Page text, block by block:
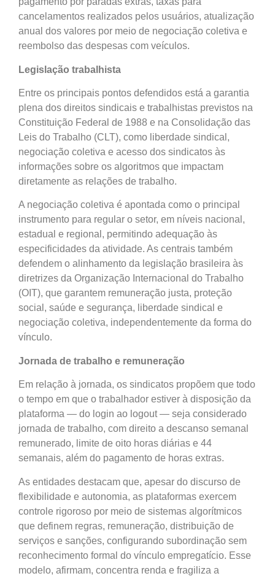
cancelamentos realizados pelos usuários, atualização
anual dos valores por meio de negociação coletiva e
reembolso das despesas com veículos.
Legislação trabalhista
Entre os principais pontos defendidos está a garantia
plena dos direitos sindicais e trabalhistas previstos na
Constituição Federal de 1988 e na Consolidação das
Leis do Trabalho (CLT), como liberdade sindical,
negociação coletiva e acesso dos sindicatos às
informações sobre os algoritmos que impactam
diretamente as relações de trabalho.
A negociação coletiva é apontada como o principal
instrumento para regular o setor, em níveis nacional,
estadual e regional, permitindo adequação às
especificidades da atividade. As centrais também
defendem o alinhamento da legislação brasileira às
diretrizes da Organização Internacional do Trabalho
(OIT), que garantem remuneração justa, proteção
social, saúde e segurança, liberdade sindical e
negociação coletiva, independentemente da forma do
vínculo.
Jornada de trabalho e remuneração
Em relação à jornada, os sindicatos propõem que todo
o tempo em que o trabalhador estiver à disposição da
plataforma — do login ao logout — seja considerado
jornada de trabalho, com direito a descanso semanal
remunerado, limite de oito horas diárias e 44
semanais, além do pagamento de horas extras.
As entidades destacam que, apesar do discurso de
flexibilidade e autonomia, as plataformas exercem
controle rigoroso por meio de sistemas algorítmicos
que definem regras, remuneração, distribuição de
serviços e sanções, configurando subordinação sem
reconhecimento formal do vínculo empregatício. Esse
modelo, afirmam, concentra renda e fragiliza a